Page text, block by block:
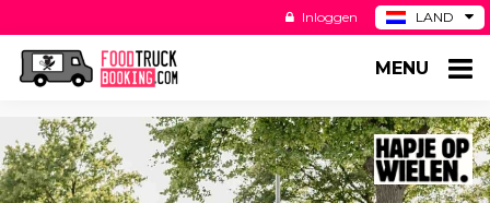
LAND
DE
US
Inloggen
MENU